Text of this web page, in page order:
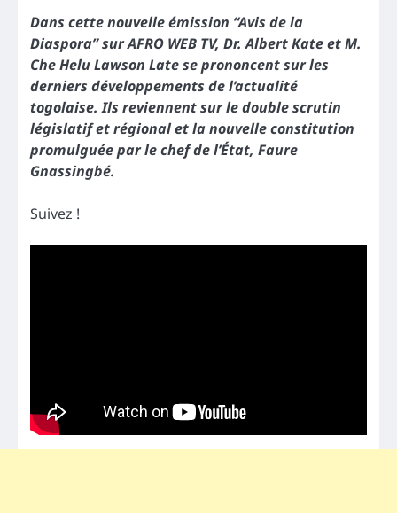
Dans cette nouvelle émission “Avis de la
Diaspora” sur AFRO WEB TV, Dr. Albert Kate et M.
Che Helu Lawson Late se prononcent sur les
derniers développements de l’actualité
togolaise. Ils reviennent sur le double scrutin
législatif et régional et la nouvelle constitution
promulguée par le chef de l’État, Faure
Gnassingbé.
Suivez !